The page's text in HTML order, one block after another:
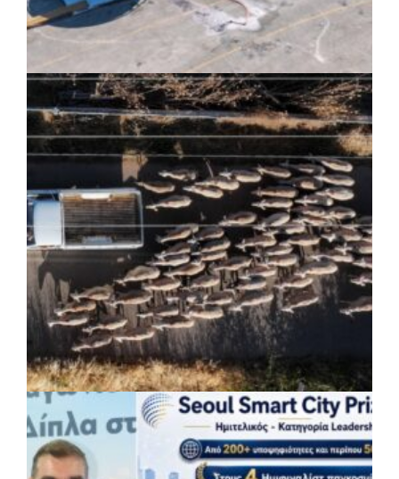
ΚΟΙΝΩΝΙΑ | 07/08/2026 · 17:08
HYMETTUS WATER GRID: «Έξυπνο»
δίκτυο προστασίας των υδατοδεξαμενών
στον Υμηττό
ΡΕΠΟΡΤΑΖ 07/08/2026 · 16:59
ΥΠΑΑΤ: 12,5 εκατ. ευρώ για μέτρα
βιοασφάλειας στις 13 Περιφέρειες της